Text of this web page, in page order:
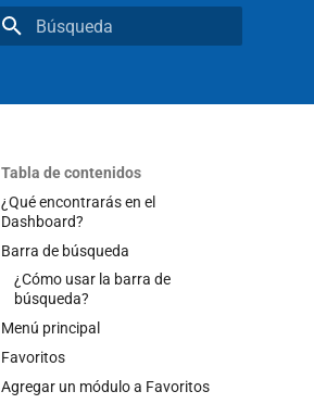
Tabla de contenidos
¿Qué encontrarás en el
Dashboard?
Barra de búsqueda
¿Cómo usar la barra de
búsqueda?
Menú principal
Favoritos
Agregar un módulo a Favoritos